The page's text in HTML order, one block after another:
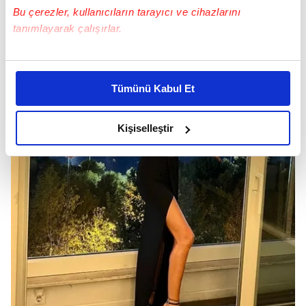
Bu çerezler, kullanıcıların tarayıcı ve cihazlarını
tanımlayarak çalışırlar.
Bu çerezlere izin vermeniz halinde sizlere özel
daha iyi reklam deneyimi yaşatabiliriz. Bunu yaparken
amacımızın size daha iyi bir reklam deneyimi sunmak
olduğunu ve sizlere en iyi içerikleri sunabilmek adına
elimizden gelen çabayı gösterdiğimizi ve bu noktada,
reklamların maliyetlerimizi karşılamak noktasında tek gelir
kalemimiz olduğunu sizlere hatırlatmak isteriz.
Her halükârda, kullanıcılar, bu çerezlere izin vermedikleri
takdirde, kullanıcılara hedefli reklamlar
gösterilmeyecektir."
Sizlere daha iyi bir hizmet sunabilmek için İnternet
Sitemizde kendimize ve üçüncü kişilere ait çerezler
Tümünü Kabul Et
Kişiselleştir